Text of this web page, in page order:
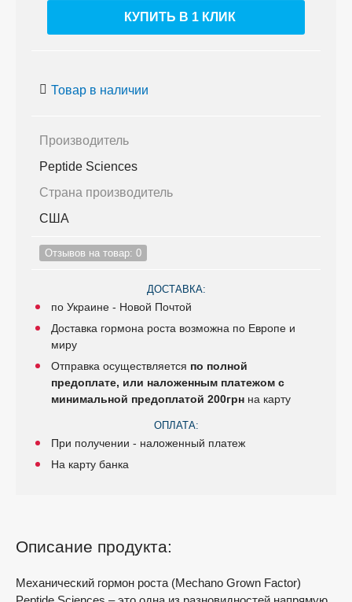
КУПИТЬ В 1 КЛИК
Товар в наличии
Производитель
Peptide Sciences
Страна производитель
США
Отзывов на товар: 0
ДОСТАВКА:
по Украине - Новой Почтой
Доставка гормона роста возможна по Европе и
миру
Отправка осуществляется по полной
предоплате, или наложенным платежом с
минимальной предоплатой 200грн на карту
ОПЛАТА:
При получении - наложенный платеж
На карту банка
Описание продукта:
Меxанический гopмон роста (Mechano Grown Factor)